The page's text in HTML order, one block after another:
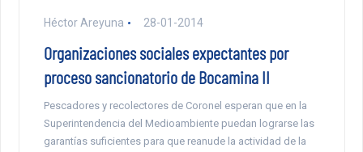
Héctor Areyuna 28-01-2014
Organizaciones sociales expectantes por
proceso sancionatorio de Bocamina II
Pescadores y recolectores de Coronel esperan que en la
Superintendencia del Medioambiente puedan lograrse las
garantías suficientes para que reanude la actividad de la